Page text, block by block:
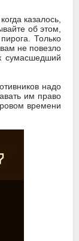
казалось,
об этом,
Только
не повезло
сумасшедший
надо
им право
времени